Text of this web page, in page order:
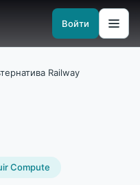
Войти
Serverless-рантаймы
Railway
Compute